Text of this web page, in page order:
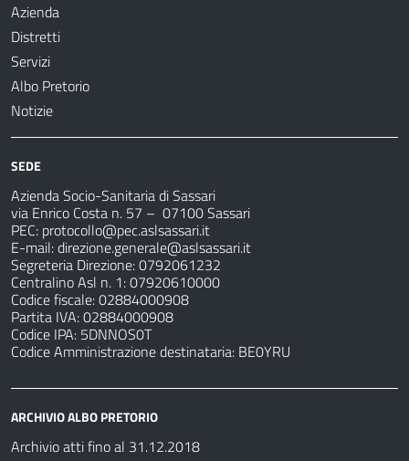
Azienda
Distretti
Servizi
Albo Pretorio
Notizie
SEDE
Azienda Socio-Sanitaria di Sassari
via Enrico Costa n. 57 – 07100 Sassari
PEC: protocollo@pec.aslsassari.it
E-mail:direzione.generale@aslsassari.it
Segreteria Direzione: 0792061232
Centralino Asl n. 1: 07920610000
Codice fiscale: 02884000908
Partita IVA: 02884000908
Codice IPA: 5DNNOS0T
Codice Amministrazione destinataria: BE0YRU
ARCHIVIO ALBO PRETORIO
Archivio atti fino al 31.12.2018